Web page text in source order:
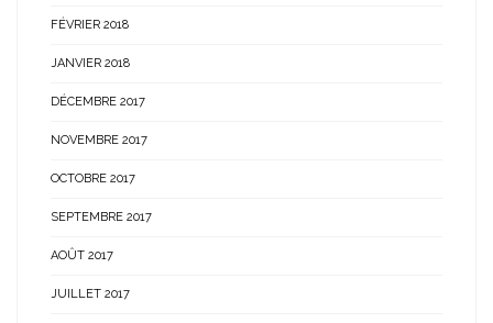
FÉVRIER 2018
JANVIER 2018
DÉCEMBRE 2017
NOVEMBRE 2017
OCTOBRE 2017
SEPTEMBRE 2017
AOÛT 2017
JUILLET 2017